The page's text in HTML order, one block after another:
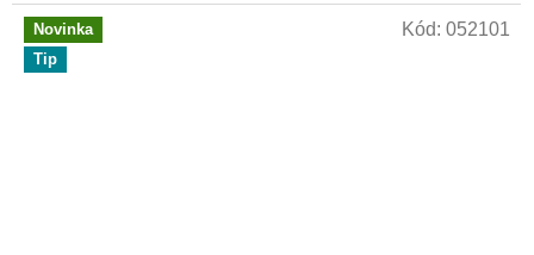
Novinka
Tip
Kód: 052101